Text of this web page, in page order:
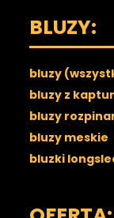
BLUZY:
bluzy
bluzy z
bluzy
bluzy meskie
bluzki